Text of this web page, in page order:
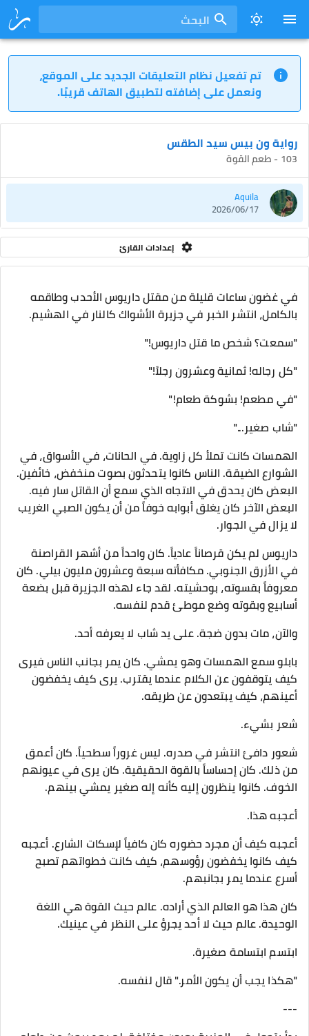
البحث
تم تفعيل نظام التعليقات الجديد على الموقع،
ونعمل على إضافته لتطبيق الهاتف قريبًا.
رواية ون بيس سيد الطقس
103 - طعم القوة
Aquila
2026/06/17
إعدادات القارئ
في غضون ساعات قليلة من مقتل داريوس الأحدب وطاقمه
بالكامل، انتشر الخبر في جزيرة الأشواك كالنار في الهشيم.
"سمعت؟ شخص ما قتل داريوس!"
"كل رجاله! ثمانية وعشرون رجلاً!"
"في مطعم! بشوكة طعام!"
"شاب صغير..."
الهمسات كانت تملأ كل زاوية. في الحانات، في الأسواق، في
الشوارع الضيقة. الناس كانوا يتحدثون بصوت منخفض، خائفين.
البعض كان يحدق في الاتجاه الذي سمع أن القاتل سار فيه.
البعض الآخر كان يغلق أبوابه خوفاً من أن يكون الصبي الغريب
لا يزال في الجوار.
داريوس لم يكن قرصاناً عادياً. كان واحداً من أشهر القراصنة
في الأزرق الجنوبي. مكافأته سبعة وعشرون مليون بيلي. كان
معروفاً بقسوته، بوحشيته. لقد جاء لهذه الجزيرة قبل بضعة
أسابيع وبقوته وضع موطئ قدم لنفسه.
والآن، مات بدون ضجة. على يد شاب لا يعرفه أحد.
بابلو سمع الهمسات وهو يمشي. كان يمر بجانب الناس فيرى
كيف يتوقفون عن الكلام عندما يقترب. يرى كيف يخفضون
أعينهم، كيف يبتعدون عن طريقه.
شعر بشيء.
شعور دافئ انتشر في صدره. ليس غروراً سطحياً. كان أعمق
من ذلك. كان إحساساً بالقوة الحقيقية. كان يرى في عيونهم
الخوف. كانوا ينظرون إليه كأنه إله صغير يمشي بينهم.
أعجبه هذا.
أعجبه كيف أن مجرد حضوره كان كافياً لإسكات الشارع. أعجبه
كيف كانوا يخفضون رؤوسهم، كيف كانت خطواتهم تصبح
أسرع عندما يمر بجانبهم.
كان هذا هو العالم الذي أراده. عالم حيث القوة هي اللغة
الوحيدة. عالم حيث لا أحد يجرؤ على النظر في عينيك.
ابتسم ابتسامة صغيرة.
"هكذا يجب أن يكون الأمر." قال لنفسه.
---